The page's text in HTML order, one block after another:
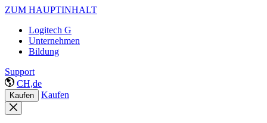
ZUM HAUPTINHALT
Logitech G
Unternehmen
Bildung
Support
CH,de
Kaufen Kaufen